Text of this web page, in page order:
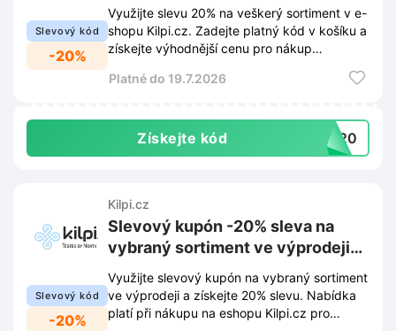
Slevový kód
-20%
Využijte slevu 20% na veškerý sortiment v e-
shopu Kilpi.cz. Zadejte platný kód v košíku a
získejte výhodnější cenu pro nákup
Platné do 19.7.2026
Získejte kód RA20
Slevový kód
-20%
Kilpi.cz
Slevový kupón -20% sleva na
vybraný sortiment ve výprodeji
na Kilpi.cz
Využijte slevový kupón na vybraný sortiment
ve výprodeji a získejte 20% slevu. Nabídka
platí při nákupu na eshopu Kilpi.cz pro